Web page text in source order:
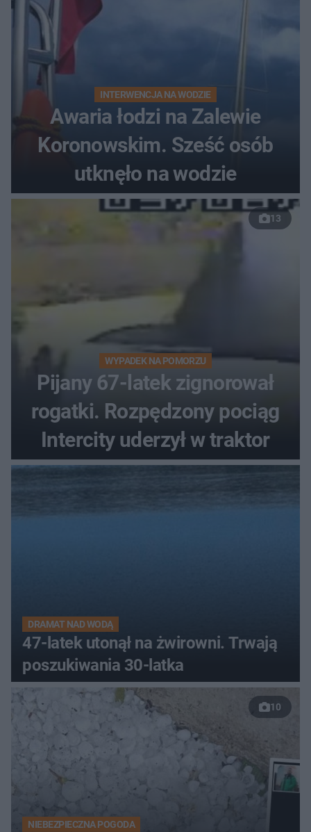
INTERWENCJA NA WODZIE
Awaria łodzi na Zalewie
Koronowskim. Sześć osób
utknęło na wodzie
13
WYPADEK NA POMORZU
Pijany 67-latek zignorował
rogatki. Rozpędzony pociąg
Intercity uderzył w traktor
DRAMAT NAD WODĄ
47-latek utonął na żwirowni. Trwają
poszukiwania 30-latka
10
NIEBEZPIECZNA POGODA